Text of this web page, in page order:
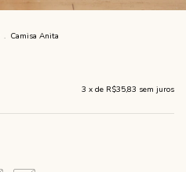
. Camisa Anita
3 x de R$35,83 sem juros